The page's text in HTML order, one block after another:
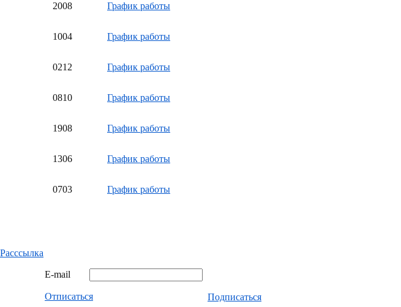
2008 График работы
1004 График работы
0212 График работы
0810 График работы
1908 График работы
1306 График работы
0703 График работы
Расссылка
E-mail
Отписаться Подписаться